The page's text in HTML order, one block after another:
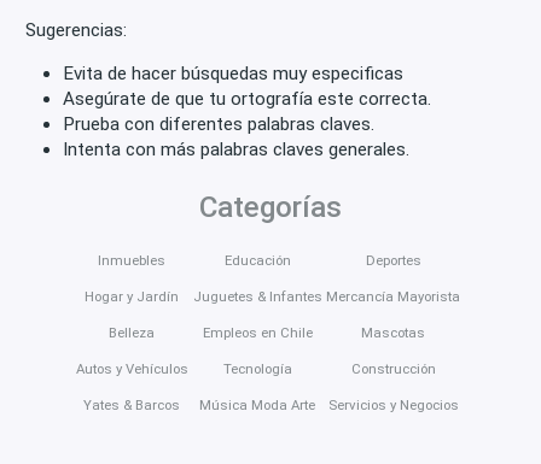
Sugerencias:
Evita de hacer búsquedas muy especificas
Asegúrate de que tu ortografía este correcta.
Prueba con diferentes palabras claves.
Intenta con más palabras claves generales.
Categorías
Inmuebles
Hogar y Jardín
Belleza
Autos y Vehículos
Yates & Barcos
Educación
Juguetes & Infantes
Empleos en Chile
Tecnología
Música Moda Arte
Deportes
Mercancía Mayorista
Mascotas
Construcción
Servicios y Negocios